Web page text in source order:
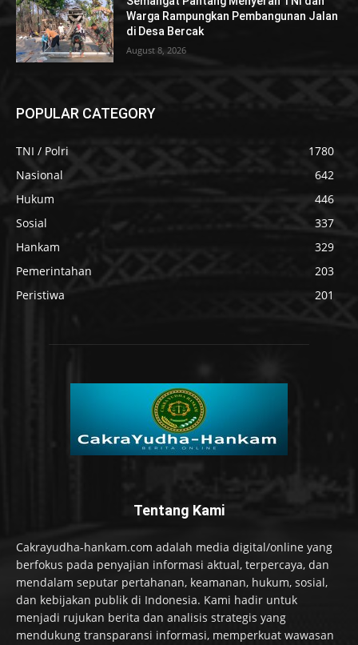
Warga Rampungkan Pembangunan Jalan
di Desa Bercak
August 8, 2026
POPULAR CATEGORY
TNI / Polri
1780
Nasional
642
Hukum
446
Sosial
337
Hankam
329
Pemerintahan
203
Peristiwa
201
Tentang Kami
Cakrayudha-hankam.com adalah media digital/online yang
berfokus pada penyajian informasi aktual, terpercaya, dan
mendalam seputar pertahanan, keamanan, hukum, sosial,
dan kebijakan publik di Indonesia. Kami hadir untuk
menjadi rujukan berita dan analisis strategis yang
mendukung transparansi informasi, memperkuat wawasan